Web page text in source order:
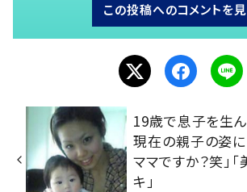
この投稿へのコメントを
19歳で息子を生ん
現在の親子の姿
ママですか？笑」「
キ」